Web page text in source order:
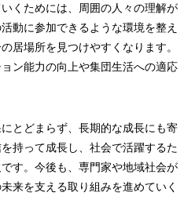
くためには、周囲の人々の理解が
動に参加できるような環境を整え
居場所を見つけやすくなります。
ン能力の向上や集団生活への適応
とどまらず、長期的な成長にも寄
持って成長し、社会で活躍するた
す。今後も、専門家や地域社会が
来を支える取り組みを進めていく